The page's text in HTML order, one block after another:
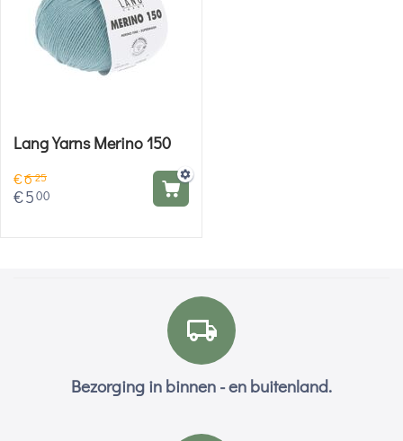
Lang Yarns Merino 150
€625
€500
Bezorging in binnen - en buitenland.